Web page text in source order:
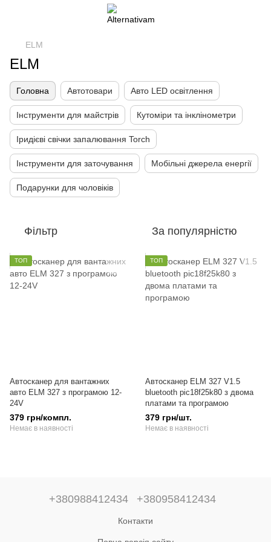
ELM
ELM
Головна Автотовари Авто LED освітлення
Інструменти для майстрів Кутоміри та інклінометри
Іридієві свічки запалювання Torch
Інструменти для заточування Мобільні джерела енергії
Подарунки для чоловіків
Фільтр За популярністю
ТОП
Автосканер для вантажних
авто ELM 327 з програмою 12-
24V
379 грн/компл.
Немає в наявності
ТОП
Автосканер ELM 327 V1.5
bluetooth pic18f25k80 з двома
платами та програмою
379 грн/шт.
Немає в наявності
+380988412434 +380958412434
Контакти